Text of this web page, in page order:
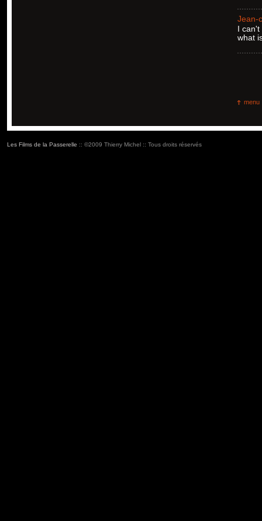
Jean-
I
what
menu
Les Films de la Passerelle :: ©2009 Thierry Michel :: Tous droits réservés